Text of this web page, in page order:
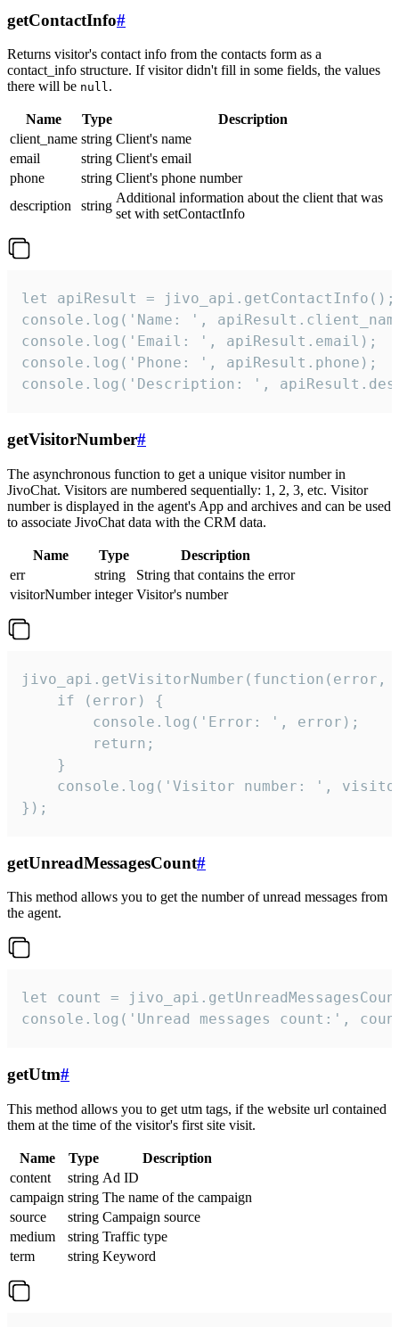
getContactInfo#
Returns visitor's contact info from the contacts form as a
contact_info structure. If visitor didn't fill in some fields, the values
there will be null.
Name Type
Description
client_name string Client's name
email
string Client's email
phone
string Client's phone number
description
string
Additional information about the client that was
set with setContactInfo
let apiResult = jivo_api.getContactInfo();
console.log('Name: ',
console.log('Email: ', apiResult.email);
console.log('Phone: ', apiResult.phone);
console.log('Description: ',
getVisitorNumber#
The asynchronous function to get a unique visitor number in
JivoChat. Visitors are numbered sequentially: 1, 2, 3, etc. Visitor
number is displayed in the agent's App and archives and can be used
to associate JivoChat data with the CRM data.
Name Type
Description
err
string
String that contains the error
visitorNumber integer Visitor's number
jivo_api.getVisitorNumber(function(error,
    if (error) {
        console.log('Error: ', error);
        return;
    }
console.log('Visitor number: ',
});
getUnreadMessagesCount#
This method allows you to get the number of unread messages from
the agent.
let count =
console.log('Unread messages count:',
getUtm#
This method allows you to get utm tags, if the website url contained
them at the time of the visitor's first site visit.
Name Type
Description
content
string Ad ID
campaign string The name of the campaign
source
string Campaign source
medium
string Traffic type
term
string Keyword